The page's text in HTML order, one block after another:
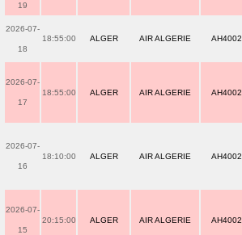
19
2026-07-
18
18:55:00 ALGER AIR ALGERIE AH4002
2026-07-
17
18:55:00 ALGER AIR ALGERIE AH4002
2026-07-
16
18:10:00 ALGER AIR ALGERIE AH4002
2026-07-
15
20:15:00 ALGER AIR ALGERIE AH4002